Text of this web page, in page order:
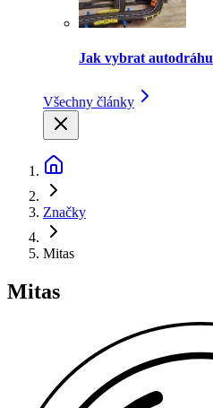
Jak vybrat autodráhu
Všechny články
Značky
Mitas
Mitas